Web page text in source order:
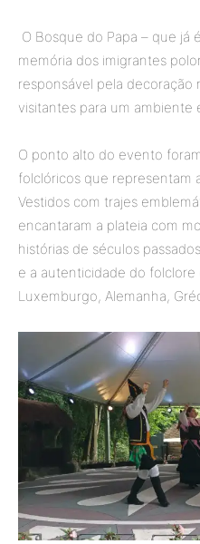
O Bosque do Papa – que já
memória dos imigrantes
responsável pela decoração
visitantes para um ambiente
O ponto alto do evento
folclóricos que representam
Vestidos com trajes
encantaram a plateia com
histórias de séculos
e a autenticidade do folclore
Luxemburgo, Alemanha,